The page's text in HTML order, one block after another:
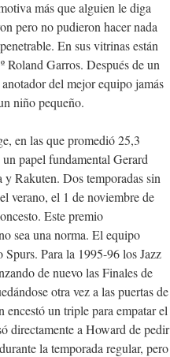
más que alguien le diga
pero no pudieron hacer nada
En sus vitrinas están
Roland Garros. Después de un
del mejor equipo jamás
niño pequeño.
en las que promedió 25,3
papel fundamental Gerard
Rakuten. Dos temporadas sin
verano, el 1 de noviembre de
Este premio
sea una norma. El equipo
Para la 1995-96 los Jazz
de nuevo las Finales de
otra vez a las puertas de
un triple para empatar el
directamente a Howard de pedir
la temporada regular, pero